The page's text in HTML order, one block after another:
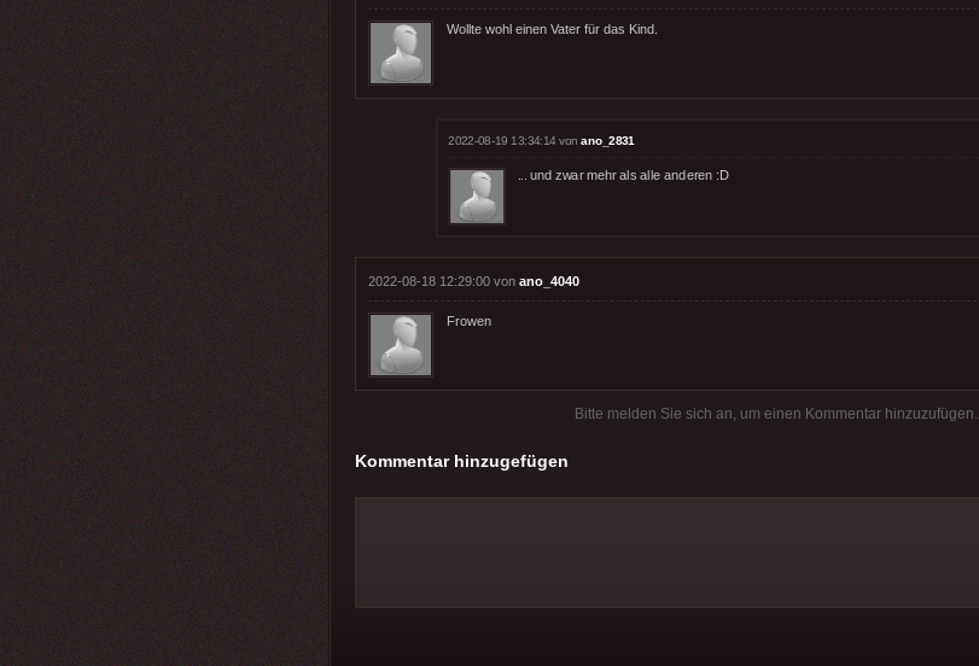
Wollte wohl einen Vater für das Kind.
2022-08-19 13:34:14 vonano_2831
... und zwar mehr als alle anderen :D
2022-08-18 12:29:00 von ano_4040
Frowen
Bitte melden Sie sich an, um einen Kommentar hinzuzufügen.
Kommentar hinzugefügen